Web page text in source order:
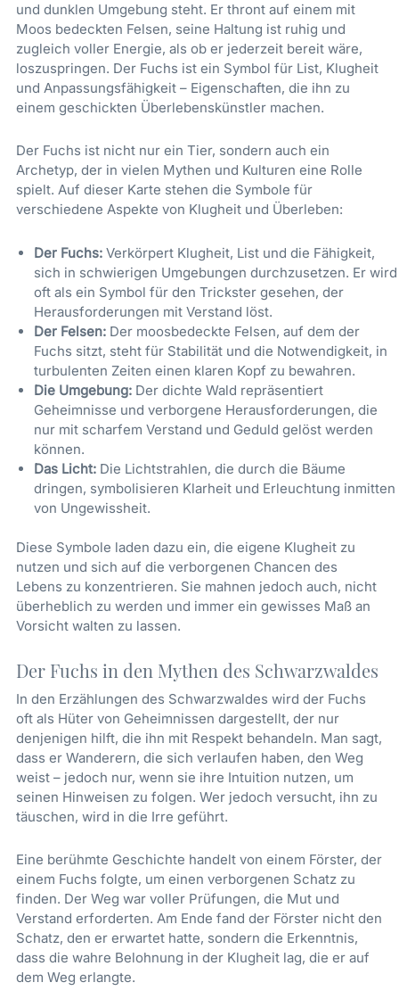
und dunklen Umgebung steht. Er thront auf einem mit
Moos bedeckten Felsen, seine Haltung ist ruhig und
zugleich voller Energie, als ob er jederzeit bereit wäre,
loszuspringen. Der Fuchs ist ein Symbol für List, Klugheit
und Anpassungsfähigkeit – Eigenschaften, die ihn zu
einem geschickten Überlebenskünstler machen.
Der Fuchs ist nicht nur ein Tier, sondern auch ein
Archetyp, der in vielen Mythen und Kulturen eine Rolle
spielt. Auf dieser Karte stehen die Symbole für
verschiedene Aspekte von Klugheit und Überleben:
Der Fuchs: Verkörpert Klugheit, List und die Fähigkeit,
sich in schwierigen Umgebungen durchzusetzen. Er wird
oft als ein Symbol für den Trickster gesehen, der
Herausforderungen mit Verstand löst.
Der Felsen: Der moosbedeckte Felsen, auf dem der
Fuchs sitzt, steht für Stabilität und die Notwendigkeit, in
turbulenten Zeiten einen klaren Kopf zu bewahren.
Die Umgebung: Der dichte Wald repräsentiert
Geheimnisse und verborgene Herausforderungen, die
nur mit scharfem Verstand und Geduld gelöst werden
können.
Das Licht: Die Lichtstrahlen, die durch die Bäume
dringen, symbolisieren Klarheit und Erleuchtung inmitten
von Ungewissheit.
Diese Symbole laden dazu ein, die eigene Klugheit zu
nutzen und sich auf die verborgenen Chancen des
Lebens zu konzentrieren. Sie mahnen jedoch auch, nicht
überheblich zu werden und immer ein gewisses Maß an
Vorsicht walten zu lassen.
Der Fuchs in den Mythen des Schwarzwaldes
In den Erzählungen des Schwarzwaldes wird der Fuchs
oft als Hüter von Geheimnissen dargestellt, der nur
denjenigen hilft, die ihn mit Respekt behandeln. Man sagt,
dass er Wanderern, die sich verlaufen haben, den Weg
weist – jedoch nur, wenn sie ihre Intuition nutzen, um
seinen Hinweisen zu folgen. Wer jedoch versucht, ihn zu
täuschen, wird in die Irre geführt.
Eine berühmte Geschichte handelt von einem Förster, der
einem Fuchs folgte, um einen verborgenen Schatz zu
finden. Der Weg war voller Prüfungen, die Mut und
Verstand erforderten. Am Ende fand der Förster nicht den
Schatz, den er erwartet hatte, sondern die Erkenntnis,
dass die wahre Belohnung in der Klugheit lag, die er auf
dem Weg erlangte.